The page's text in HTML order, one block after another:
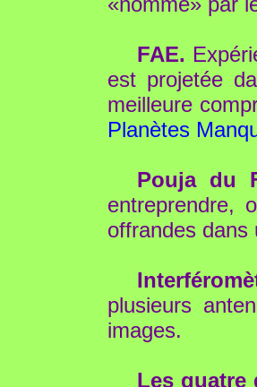
FAE.
est projetée
meilleure
Planètes
Pouja du
entreprendre,
offrandes dans
plusieurs
images.
Les quatre